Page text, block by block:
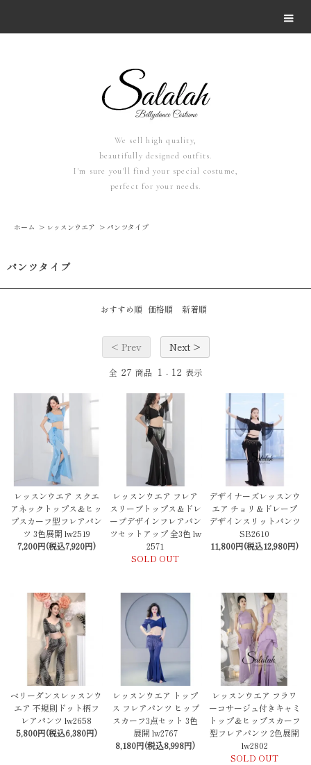
We sell high quality,
beautifully designed outfits.
I'm sure you'll find your special costume,
perfect for your needs.
ホーム > レッスンウエア > パンツタイプ
パンツタイプ
おすすめ順 価格順 新着順
< Prev Next >
全 27 商品 1 - 12 表示
レッスンウエア スクエ
アネックトップス＆ヒッ
プスカーフ型フレアパン
ツ 3色展開 lw2519
7,200円(税込7,920円)
レッスンウエア フレア
スリーブトップス＆ドレ
ープデザインフレアパン
ツセットアップ 全3色 lw
2571
SOLD OUT
デザイナーズレッスンウ
エア チョリ＆ドレープ
デザインスリットパンツ
SB2610
11,800円(税込12,980円)
ベリーダンスレッスンウ
エア 不規則ドット柄フ
レアパンツ lw2658
5,800円(税込6,380円)
レッスンウエア トップ
ス フレアパンツ ヒップ
スカーフ3点セット 3色
展開 lw2767
8,180円(税込8,998円)
レッスンウエア フラワ
ーコサージュ付きキャミ
トップ＆ヒップスカーフ
型フレアパンツ 2色展開
lw2802
SOLD OUT